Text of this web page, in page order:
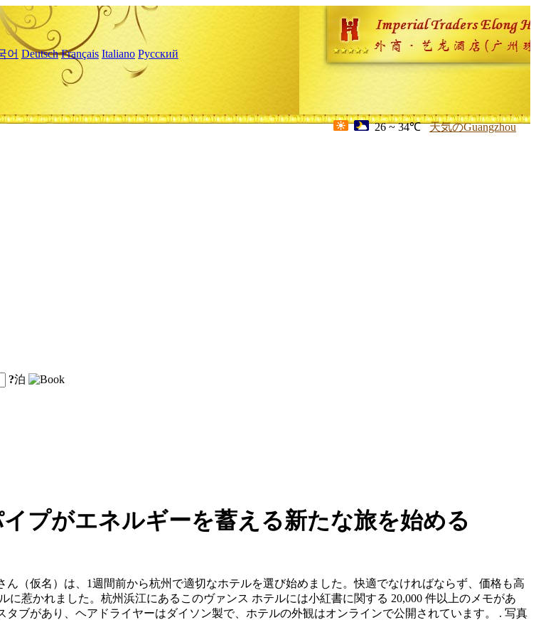
어 Deutsch Français Italiano Русский
26 ~ 34℃ 天気のGuangzhou
?泊
プがエネルギーを蓄える新たな旅を始める
（仮名）は、1週間前から杭州で適切なホテルを選び始めました。快適でなければならず、価格も高
惹かれました。杭州浜江にあるこのヴァンス ホテルには小紅書に関する 20,000 件以上のメモがあ
ブがあり、ヘアドライヤーはダイソン製で、ホテルの外観はオンラインで公開されています。 . 写真